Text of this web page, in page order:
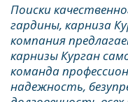
Поиски
гардины, карниза
компания
карнизы Курган
команда
надежность,